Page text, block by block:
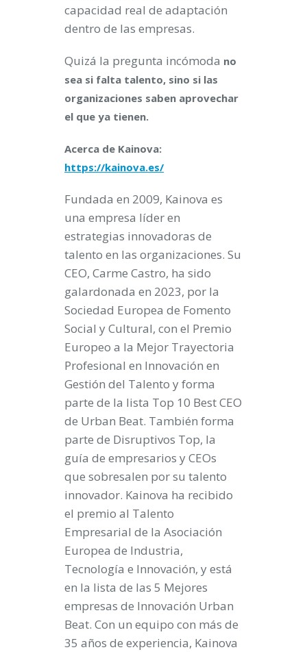
capacidad real de adaptación
dentro de las empresas.
Quizá la pregunta incómoda no
sea si falta talento, sino si las
organizaciones saben aprovechar
el que ya tienen.
Acerca de Kainova:
https://kainova.es/
Fundada en 2009, Kainova es
una empresa líder en
estrategias innovadoras de
talento en las organizaciones. Su
CEO, Carme Castro, ha sido
galardonada en 2023, por la
Sociedad Europea de Fomento
Social y Cultural, con el Premio
Europeo a la Mejor Trayectoria
Profesional en Innovación en
Gestión del Talento y forma
parte de la lista Top 10 Best CEO
de Urban Beat. También forma
parte de Disruptivos Top, la
guía de empresarios y CEOs
que sobresalen por su talento
innovador. Kainova ha recibido
el premio al Talento
Empresarial de la Asociación
Europea de Industria,
Tecnología e Innovación, y está
en la lista de las 5 Mejores
empresas de Innovación Urban
Beat. Con un equipo con más de
35 años de experiencia, Kainova